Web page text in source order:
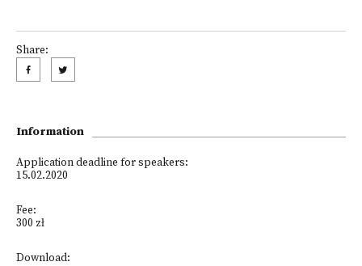
Share:
Information
Application deadline for speakers:
15.02.2020
Fee:
300 zł
Download: